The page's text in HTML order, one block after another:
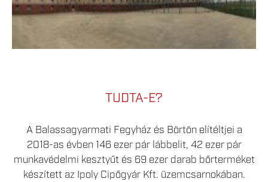
TUDTA-E?
A Balassagyarmati Fegyház és Börtön elítéltjei a
2018-as évben 146 ezer pár lábbelit, 42 ezer pár
munkavédelmi kesztyűt és 69 ezer darab bőrterméket
készített az Ipoly Cipőgyár Kft. üzemcsarnokában.